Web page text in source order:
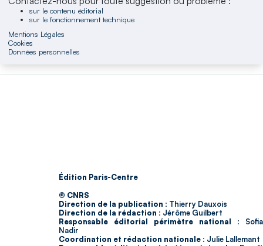
sur le contenu éditorial
sur le fonctionnement technique
Mentions Légales
Cookies
Données personnelles
Édition Paris-Centre
© CNRS
Direction de la publication : Thierry Dauxois
Direction de la rédaction : Jérôme Guilbert
Responsable éditorial périmètre national : Sofia
Nadir
Coordination et rédaction nationale : Julie Lallemant